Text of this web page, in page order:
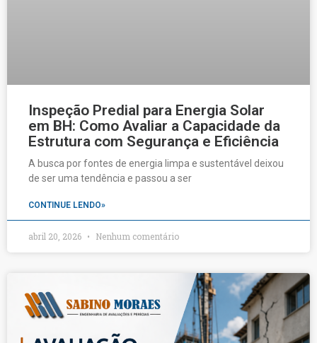
Inspeção Predial para Energia Solar
em BH: Como Avaliar a Capacidade da
Estrutura com Segurança e Eficiência
A busca por fontes de energia limpa e sustentável deixou
de ser uma tendência e passou a ser
CONTINUE LENDO»
abril 20, 2026 Nenhum comentário